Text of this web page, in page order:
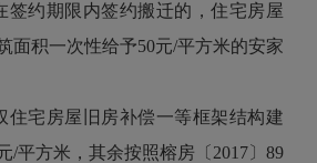
约期限内签约搬迁的，住宅房屋
面积一次性给予50元/平方米的安家
宅房屋旧房补偿一等框架结构建
/平方米，其余按照榕房〔2017〕89